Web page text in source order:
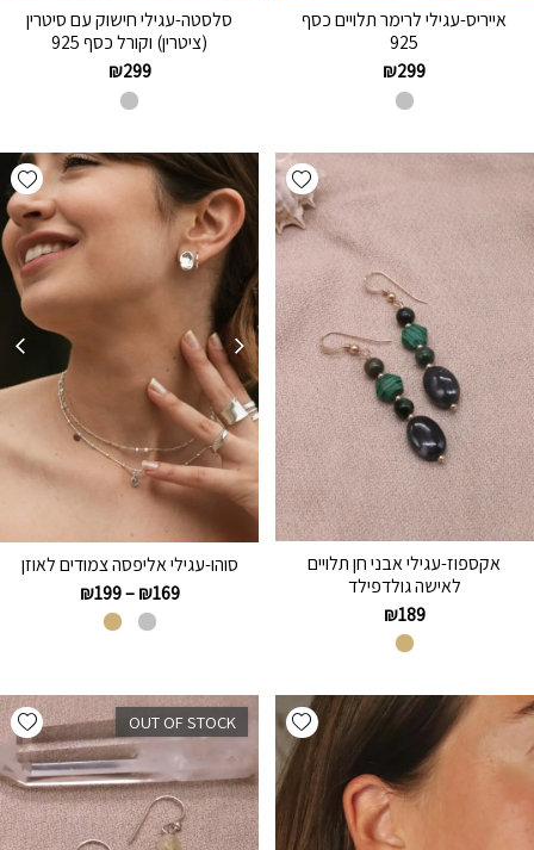
אייריס-עגילי לרימר תלויים כסף
925
₪299
סלסטה-עגילי חישוק עם סיטרין
(ציטרין) וקורל כסף 925
₪299
Add wishlist
אקספוז-עגילי אבני חן תלויים
לאישה גולדפילד
₪189
סוהו-עגילי אליפסה צמודים לאוזן
₪169
–
₪199
Add wishlist
OUT OF STOCK